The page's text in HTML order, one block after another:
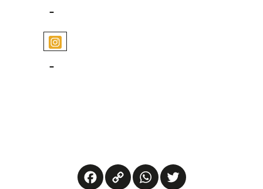
-
-
Facebook
Copy
WhatsApp